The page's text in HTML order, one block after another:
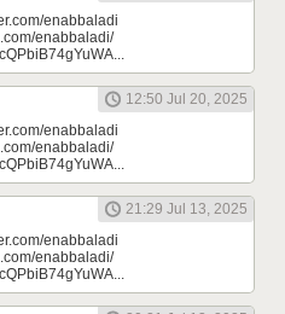
enabbaladi
enabbaladi/
12:50 Jul 20, 2025
enabbaladi
enabbaladi/
21:29 Jul 13, 2025
enabbaladi
enabbaladi/